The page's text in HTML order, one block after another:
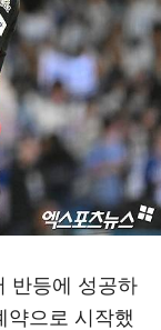
반등에 성공하
약으로 시작했